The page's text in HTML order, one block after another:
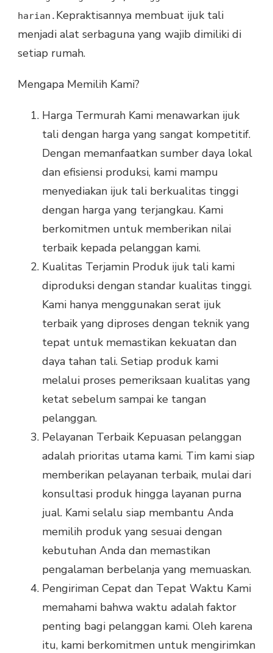
harian. Kepraktisannya membuat ijuk tali
menjadi alat serbaguna yang wajib dimiliki di
setiap rumah.
Mengapa Memilih Kami?
Harga Termurah Kami menawarkan ijuk
tali dengan harga yang sangat kompetitif.
Dengan memanfaatkan sumber daya lokal
dan efisiensi produksi, kami mampu
menyediakan ijuk tali berkualitas tinggi
dengan harga yang terjangkau. Kami
berkomitmen untuk memberikan nilai
terbaik kepada pelanggan kami.
Kualitas Terjamin Produk ijuk tali kami
diproduksi dengan standar kualitas tinggi.
Kami hanya menggunakan serat ijuk
terbaik yang diproses dengan teknik yang
tepat untuk memastikan kekuatan dan
daya tahan tali. Setiap produk kami
melalui proses pemeriksaan kualitas yang
ketat sebelum sampai ke tangan
pelanggan.
Pelayanan Terbaik Kepuasan pelanggan
adalah prioritas utama kami. Tim kami siap
memberikan pelayanan terbaik, mulai dari
konsultasi produk hingga layanan purna
jual. Kami selalu siap membantu Anda
memilih produk yang sesuai dengan
kebutuhan Anda dan memastikan
pengalaman berbelanja yang memuaskan.
Pengiriman Cepat dan Tepat Waktu Kami
memahami bahwa waktu adalah faktor
penting bagi pelanggan kami. Oleh karena
itu, kami berkomitmen untuk mengirimkan